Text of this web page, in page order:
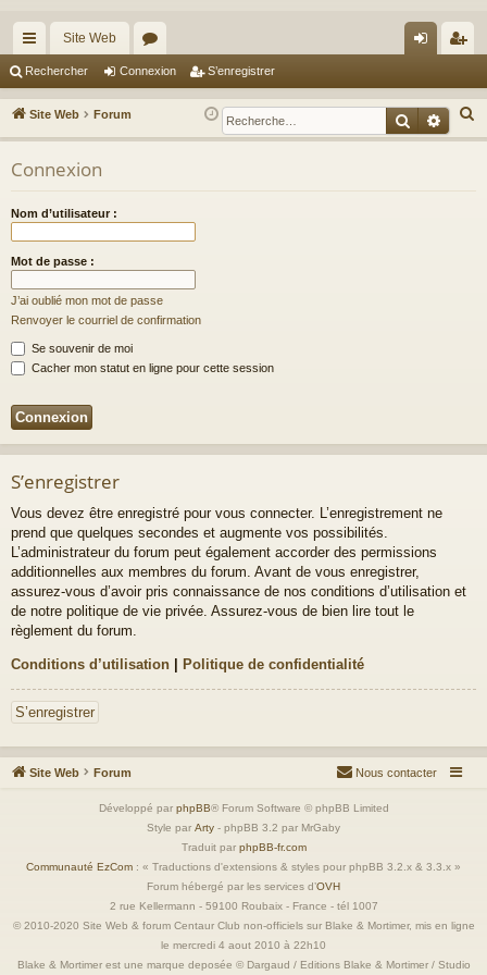
cc
ès
ra
pi
Site Web
or
u
m
ne
xi
nr
eg
Rechercher Connexion S’enregistrer
Site Web Forum
e
Connexion
Nom d’utilisateur :
Mot de passe :
J’ai oublié mon mot de passe
Renvoyer le courriel de confirmation
Se souvenir de moi
Cacher mon statut en ligne pour cette session
S’enregistrer
Vous devez être enregistré pour vous connecter. L’enregistrement ne
prend que quelques secondes et augmente vos possibilités.
L’administrateur du forum peut également accorder des permissions
additionnelles aux membres du forum. Avant de vous enregistrer,
assurez-vous d’avoir pris connaissance de nos conditions d’utilisation et
de notre politique de vie privée. Assurez-vous de bien lire tout le
règlement du forum.
Conditions d’utilisation | Politique de confidentialité
S’enregistrer
Site Web Forum Nous contacter
Développé par phpBB® Forum Software © phpBB Limited
Style par Arty - phpBB 3.2 par MrGaby
Traduit par phpBB-fr.com
Communauté EzCom : « Traductions d'extensions & styles pour phpBB 3.2.x & 3.3.x »
Forum hébergé par les services d’OVH
2 rue Kellermann - 59100 Roubaix - France - tél 1007
© 2010-2020 Site Web & forum Centaur Club non-officiels sur Blake & Mortimer, mis en ligne
le mercredi 4 aout 2010 à 22h10
Blake & Mortimer est une marque deposée © Dargaud / Editions Blake & Mortimer / Studio